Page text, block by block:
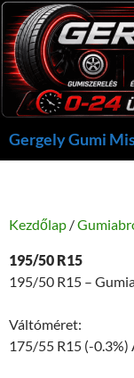
Kilépés
a
tartalomba
Kezdőlap /
195/50 R15
195/50 R15 –
Váltóméret:
175/55 R15 (-